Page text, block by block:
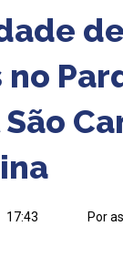
de
17:43 Por